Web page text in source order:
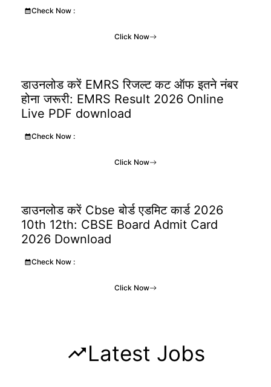
Check Now :
Click Now
डाउनलोड करें EMRS रिजल्ट कट ऑफ इतने नंबर
होना जरूरी: EMRS Result 2026 Online
Live PDF download
Check Now :
Click Now
डाउनलोड करें Cbse बोर्ड एडमिट कार्ड 2026
10th 12th: CBSE Board Admit Card
2026 Download
Check Now :
Click Now
Latest Jobs